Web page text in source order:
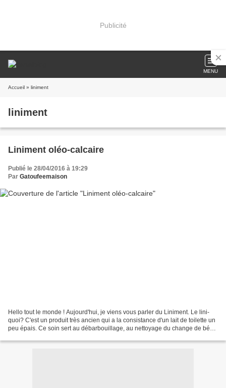
Publicité
MENU
Accueil » liniment
liniment
Liniment oléo-calcaire
Publié le 28/04/2016 à 19:29
Par Gatoufeemaison
Hello tout le monde ! Aujourd'hui, je viens vous parler du Liniment. Le lini-
quoi? C'est un produit très ancien qui a la consistance d'un lait de toilette un
peu épais. Ce soin sert au débarbouillage, au nettoyage du change de bébé